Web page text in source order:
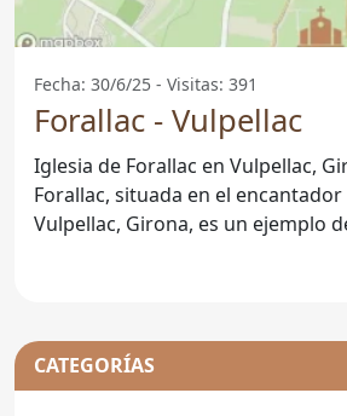
Fecha: 30/6/25 - Visitas: 391
Forallac - Vulpellac
Iglesia de Forallac en Vulpellac, Girona La
Forallac, situada en el
Vulpellac, Girona, es un ejemplo
CATEGORÍAS